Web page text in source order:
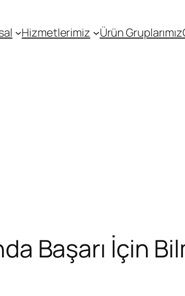
Hizmetlerimiz Ürün Gruplarımız
Başarı İçin